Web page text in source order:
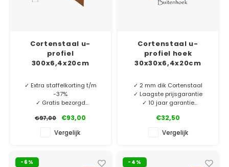
Cortenstaal u-
profiel
300x6,4x20cm
✓ Extra staffelkorting t/m
-37%
✓ Gratis bezorgd
✓ 10 jaar garantie
MINIMALE AFNAME 5 STUKS.
€97,00 €93,00
Vergelijk
Cortenstaal u-
profiel hoek
30x30x6,4x20cm
✓ 2 mm dik Cortenstaal
✓ Laagste prijsgarantie
✓ 10 jaar garantie
Cortenstaal u-profiel
hoekstukken. O.a. te
gebruiken als borderrand of
€32,50
Vergelijk
-6% -4%